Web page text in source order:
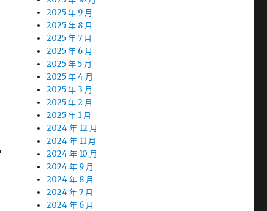
2025 年 9 月
2025 年 8 月
2025 年 7 月
2025 年 6 月
2025 年 5 月
2025 年 4 月
2025 年 3 月
2025 年 2 月
2025 年 1 月
2024 年 12 月
2024 年 11 月
2024 年 10 月
2024 年 9 月
2024 年 8 月
2024 年 7 月
2024 年 6 月